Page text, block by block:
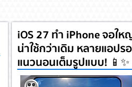
iOS 27 ทำ iPhone จอใ
น่าใช้กว่าเดิม หลายแอปร
แนวนอนเต็มรูปแบบ! 📱✨